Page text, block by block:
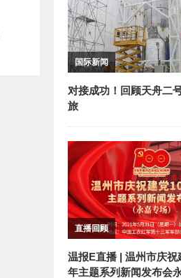
国际新闻
对接成功！回顾天舟二
旅
直播回顾
温报E直播 | 温州市庆祝
年主题系列新闻发布会